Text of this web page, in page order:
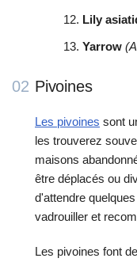
Lily
Yarrow
02 Pivoines
Les pivoines sont
les trouverez
maisons
être déplacés ou
d'attendre
vadrouiller et
Les pivoines font